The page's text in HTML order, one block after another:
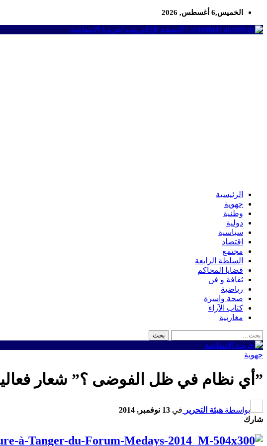
الخميس,6 أغسطس, 2026
al-intifada - النسخة الإلكترونية لجريدة الانتفاضة
الرئيسية
جهوية
وطنية
دولية
سياسية
اقتصاد
مجتمع
السلطة الرابعة
قضايا المحاكم
ثقافة و فن
رياضية
صحة واسرة
كتاب الآراء
مغاربية
جهوية
”أي نظام في ظل الفوضى ؟” شعار
بواسطة هيئة التحرير في 13 نوفمبر, 2014
شارك